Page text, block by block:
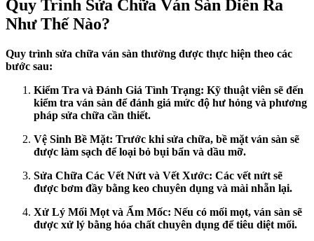
Quy Trình Sửa Chữa Ván Sàn Diễn Ra
Như Thế Nào?
Quy trình sửa chữa ván sàn thường được thực hiện theo các
bước sau:
Kiểm Tra và Đánh Giá Tình Trạng: Kỹ thuật viên sẽ đến
kiểm tra ván sàn để đánh giá mức độ hư hỏng và phương
pháp sửa chữa cần thiết.
Vệ Sinh Bề Mặt: Trước khi sửa chữa, bề mặt ván sàn sẽ
được làm sạch để loại bỏ bụi bẩn và dầu mỡ.
Sửa Chữa Các Vết Nứt và Vết Xước: Các vết nứt sẽ
được bơm đầy bằng keo chuyên dụng và mài nhẵn lại.
Xử Lý Mối Mọt và Ẩm Mốc: Nếu có mối mọt, ván sàn sẽ
được xử lý bằng hóa chất chuyên dụng để tiêu diệt mối.